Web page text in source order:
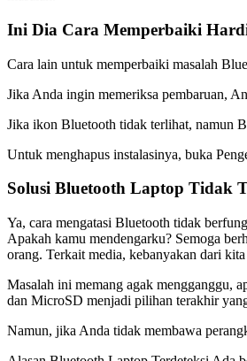
Ini Dia Cara Memperbaiki
Cara lain untuk memperbaiki masalah
Jika Anda ingin memeriksa pembaruan,
Jika ikon Bluetooth tidak terlihat, namun
Untuk menghapus instalasinya, buka
Solusi Bluetooth Laptop Tidak
Ya, cara mengatasi Bluetooth tidak
Apakah kamu mendengarku? Semoga
orang. Terkait media, kebanyakan dari
Masalah ini memang agak mengganggu,
dan MicroSD menjadi pilihan terakhir
Namun, jika Anda tidak membawa